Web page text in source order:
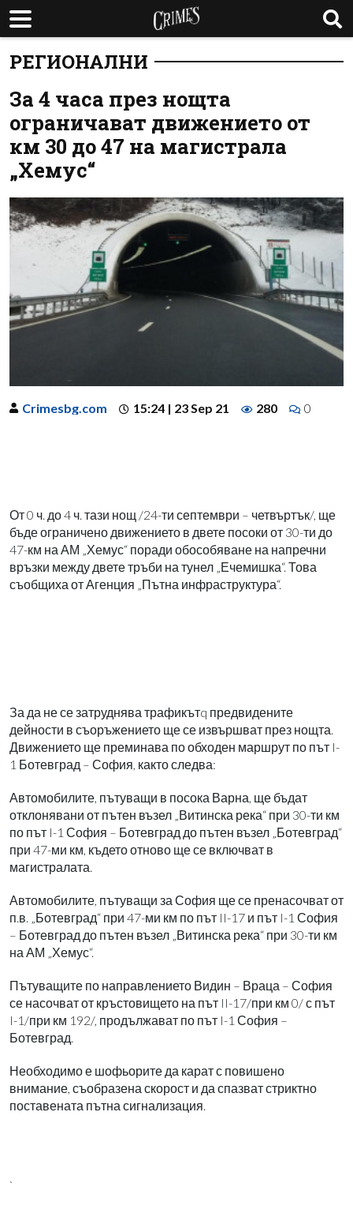
РЕГИОНАЛНИ
За 4 часа през нощта
ограничават движението от
км 30 до 47 на магистрала
„Хемус“
Crimesbg.com 15:24 | 23 Sep 21 280 0
От 0 ч. до 4 ч. тази нощ /24-ти септември – четвъртък/, ще
бъде ограничено движението в двете посоки от 30-ти до
47-км на АМ „Хемус“ поради обособяване на напречни
връзки между двете тръби на тунел „Ечемишка“. Това
съобщиха от Агенция „Пътна инфраструктура“.
За да не се затруднява трафикътq предвидените
дейности в съоръжението ще се извършват през нощта.
Движението ще преминава по обходен маршрут по път I-
1 Ботевград – София, както следва:
Автомобилите, пътуващи в посока Варна, ще бъдат
отклонявани от пътен възел „Витинска река“ при 30-ти км
по път I-1 София – Ботевград до пътен възел „Ботевград“
при 47-ми км, където отново ще се включват в
магистралата.
Автомобилите, пътуващи за София ще се пренасочват от
п.в. „Ботевград“ при 47-ми км по път II-17 и път I-1 София
– Ботевград до пътен възел „Витинска река“ при 30-ти км
на АМ „Хемус“.
Пътуващите по направлението Видин – Враца – София
се насочват от кръстовището на път II-17/при км 0/ с път
I-1/при км 192/, продължават по път I-1 София –
Ботевград.
Необходимо е шофьорите да карат с повишено
внимание, съобразена скорост и да спазват стриктно
поставената пътна сигнализация.
`